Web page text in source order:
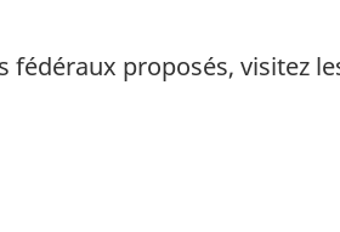
proposés, visitez